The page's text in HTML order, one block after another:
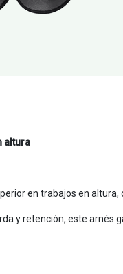
altura
en trabajos en
y retención, este